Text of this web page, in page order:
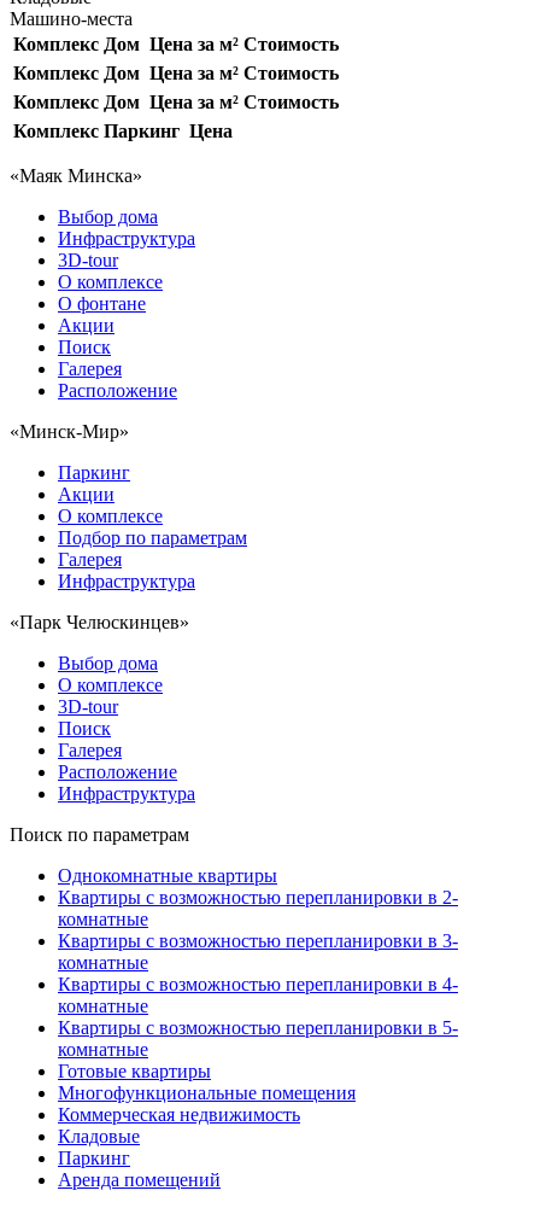
Машино-места
Комплекс Дом Цена за м² Стоимость
Комплекс Дом Цена за м² Стоимость
Комплекс Дом Цена за м² Стоимость
Комплекс Паркинг Цена
«Маяк Минска»
Выбор дома
Инфраструктура
3D-tour
О комплексе
О фонтане
Акции
Поиск
Галерея
Расположение
«Минск-Мир»
Паркинг
Акции
О комплексе
Подбор по параметрам
Галерея
Инфраструктура
«Парк Челюскинцев»
Выбор дома
О комплексе
3D-tour
Поиск
Галерея
Расположение
Инфраструктура
Поиск по параметрам
Однокомнатные квартиры
Квартиры с возможностью перепланировки в 2-
комнатные
Квартиры с возможностью перепланировки в 3-
комнатные
Квартиры с возможностью перепланировки в 4-
комнатные
Квартиры с возможностью перепланировки в 5-
комнатные
Готовые квартиры
Многофункциональные помещения
Коммерческая недвижимость
Кладовые
Паркинг
Аренда помещений